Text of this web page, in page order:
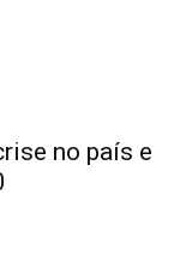
no país e